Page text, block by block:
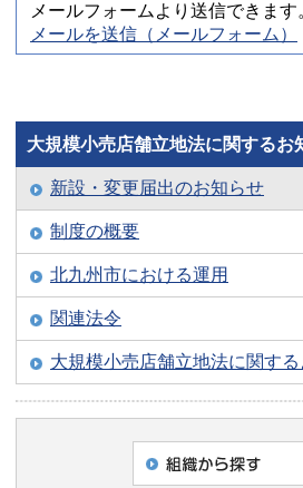
メールフォームより送信できます
メールを送信（メールフォーム）
大規模小売店舗立地法に関するお
新設・変更届出のお知らせ
制度の概要
北九州市における運用
関連法令
大規模小売店舗立地法に関す